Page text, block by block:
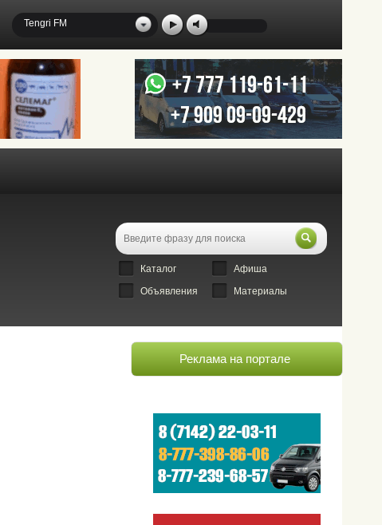
Tengri FM
Каталог
Афиша
Объявления
Материалы
Реклама на портале